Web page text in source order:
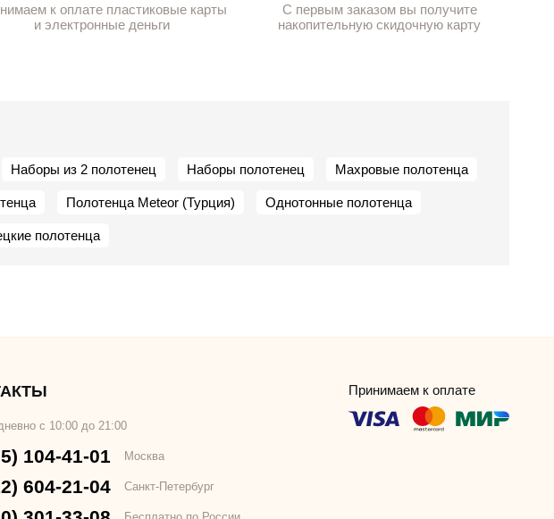
к оплате пластиковые карты
и электронные деньги
С первым заказом вы получите
накопительную скидочную карту
Наборы из 2 полотенец Наборы полотенец Махровые полотенца
Полотенца Meteor (Турция) Однотонные полотенца
полотенца
с 10:00 до 21:00
104-41-01 Москва
604-21-04 Санкт-Петербург
Принимаем к оплате